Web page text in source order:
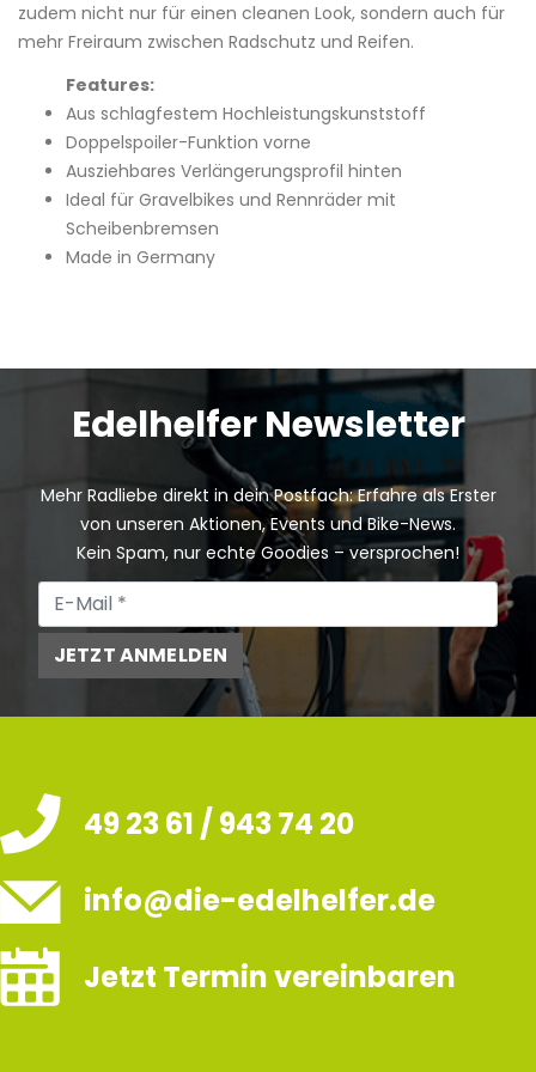
zudem nicht nur für einen cleanen Look, sondern auch für
mehr Freiraum zwischen Radschutz und Reifen.
Features:
Aus schlagfestem Hochleistungskunststoff
Doppelspoiler-Funktion vorne
Ausziehbares Verlängerungsprofil hinten
Ideal für Gravelbikes und Rennräder mit
Scheibenbremsen
Made in Germany
Edelhelfer Newsletter
Mehr Radliebe direkt in dein Postfach: Erfahre als Erster
von unseren Aktionen, Events und Bike-News.
Kein Spam, nur echte Goodies – versprochen!
JETZT ANMELDEN
49 23 61 / 943 74 20
info@die-edelhelfer.de
Jetzt Termin vereinbaren